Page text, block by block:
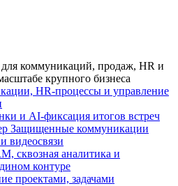
коммуникаций, продаж, HR и
крупного бизнеса
HR-процессы и управление
и AI-фиксация итогов встреч
Защищенные коммуникации
видеосвязи
сквозная аналитика и
контуре
проектами, задачами